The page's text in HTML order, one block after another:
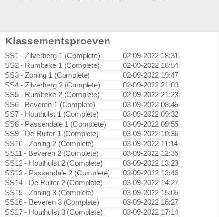
Klassementsproeven
SS1 - Zilverberg 1 (Complete)
02-09-2022 18:31
SS2 - Rumbeke 1 (Complete)
02-09-2022 18:54
SS3 - Zoning 1 (Complete)
02-09-2022 19:47
SS4 - Zilverberg 2 (Complete)
02-09-2022 21:00
SS5 - Rumbeke 2 (Complete)
02-09-2022 21:23
SS6 - Beveren 1 (Complete)
03-09-2022 08:45
SS7 - Houthulst 1 (Complete)
03-09-2022 09:32
SS8 - Passendale 1 (Complete)
03-09-2022 09:55
SS9 - De Ruiter 1 (Complete)
03-09-2022 10:36
SS10 - Zoning 2 (Complete)
03-09-2022 11:14
SS11 - Beveren 2 (Complete)
03-09-2022 12:36
SS12 - Houthulst 2 (Complete)
03-09-2022 13:23
SS13 - Passendale 2 (Complete)
03-09-2022 13:46
SS14 - De Ruiter 2 (Complete)
03-09-2022 14:27
SS15 - Zoning 3 (Complete)
03-09-2022 15:05
SS16 - Beveren 3 (Complete)
03-09-2022 16:27
SS17 - Houthulst 3 (Complete)
03-09-2022 17:14